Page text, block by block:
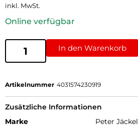
inkl. MwSt.
Online verfügbar
In den Warenkorb
Artikelnummer 4031574230919
Zusätzliche Informationen
Marke
Peter Jäckel